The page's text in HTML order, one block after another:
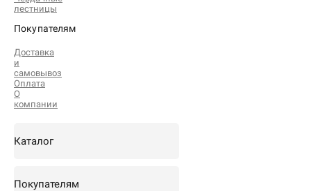
лестницы
Покупателям
Доставка
и
самовывоз
Оплата
О
компании
Каталог
Покупателям